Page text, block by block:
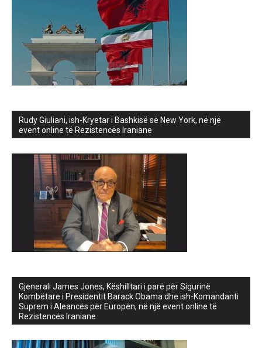
Rudy Giuliani, ish-Kryetar i Bashkisë së New York, në një
event online të Rezistencës Iraniane
Gjenerali James Jones, Këshilltari i parë për Sigurinë
Kombëtare i Presidentit Barack Obama dhe ish-Komandanti
Suprem i Aleancës për Europën, në një event online të
Rezistencës Iraniane